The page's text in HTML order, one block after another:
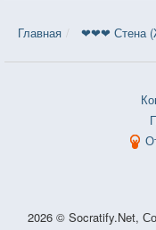
Главная ❤❤❤ Стена
2026 © Socratify.Net,